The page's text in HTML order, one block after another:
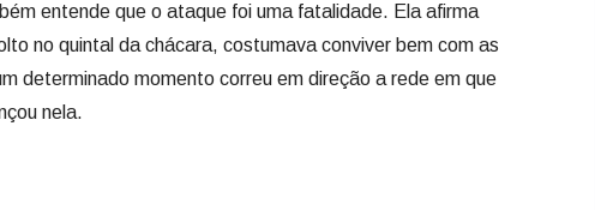
entende que o ataque foi uma fatalidade. Ela afirma
no quintal da chácara, costumava conviver bem com as
determinado momento correu em direção a rede em que
nela.